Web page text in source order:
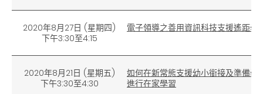
2020年8月27日 (星期四)
下午3:30至4:15
電子領導之善用資訊科技支援遙距學
2020年8月21日 (星期五)
下午3:30至4:30
如何在新常態支援幼小銜接及準備學
進行在家學習